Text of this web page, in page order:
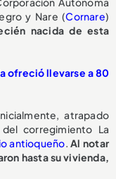
y Nare (Cornare)
nacida de esta
ofreció llevarse a 80
atrapado
corregimiento La
antioqueño.Al notar
hasta su vivienda,